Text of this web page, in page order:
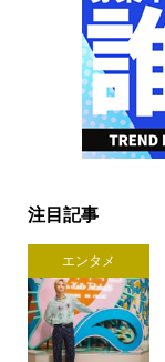
注目記事
エンタメ